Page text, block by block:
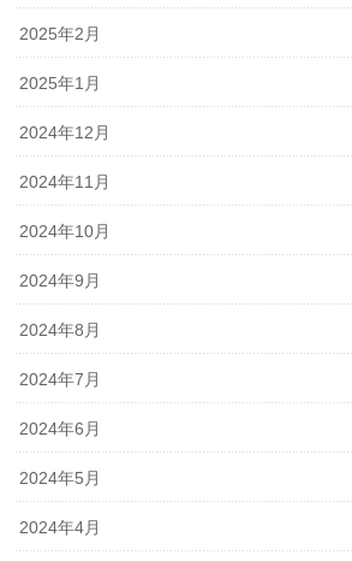
2025年2月
2025年1月
2024年12月
2024年11月
2024年10月
2024年9月
2024年8月
2024年7月
2024年6月
2024年5月
2024年4月